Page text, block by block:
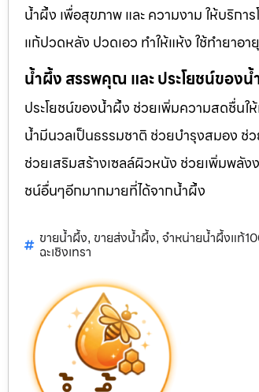
น้ำผึ้ง เพื่อสุขภาพ และ ความงาม ให้บริก
แก้ปวดหลัง ปวดเอว ทำให้แห้ง ใช้ทำยา
น้ำผึ้ง สรรพคุณ และ ประโยชน์ของน้
ประโยชน์ของน้ำผึ้ง ช่วยเพิ่มความสดชื่น
น้ำมีนวลเป็นธรรมชาติ ช่วยบำรุงสมอง ช่
ช่วยเสริมสร้างเซลล์ผิวหนัง ช่วยเพิ่มพลัง
ชน์อื่นๆอีกมากมายที่ได้จากน้ำผึ้ง
ขายน้ำผึ้ง, ขายส่งน้ำผึ้ง, จำหน่ายน้ำผึ้งแท้
ฉะเชิงเทรา